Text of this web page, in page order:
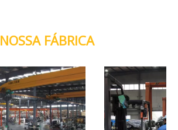
NOSSA FÁBRICA